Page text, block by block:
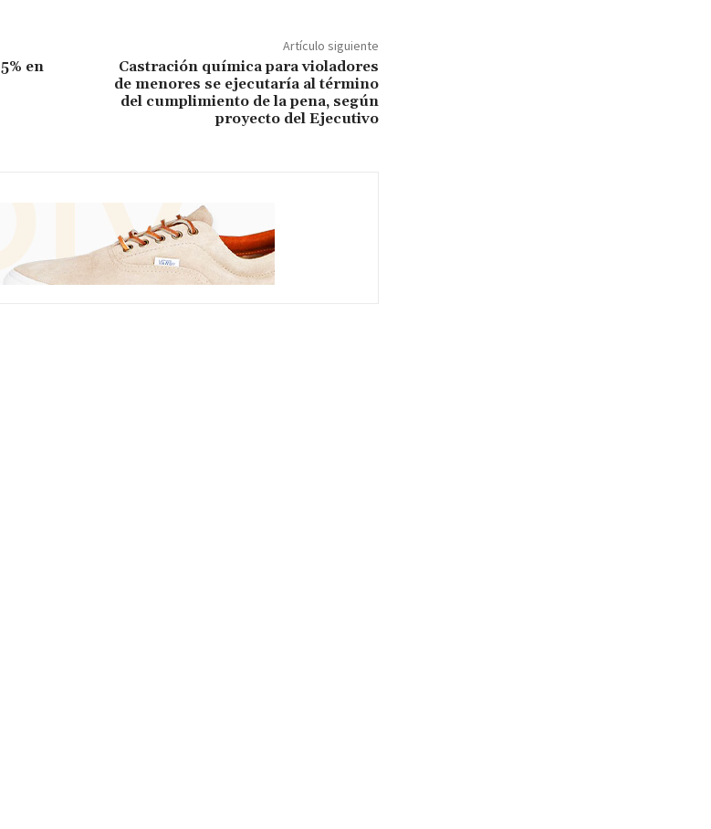
en
Artículo siguiente
Castración química para violadores
de menores se ejecutaría al término
del cumplimiento de la pena, según
proyecto del Ejecutivo